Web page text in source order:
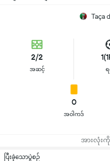
Taça
2/2
အဆင့် ရ
0
အဝါကဒ်
အားလုံး
ပြီးခဲ့သောပွဲစဉ်